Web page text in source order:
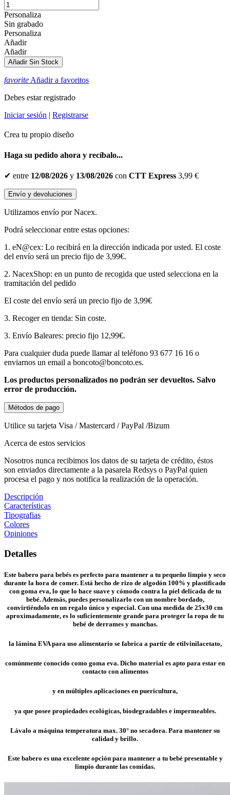
Personaliza
Sin grabado
Personaliza
Añadir
Añadir
Añadir Sin Stock
favoriteAñadir a favoritos
Debes estar registrado
Iniciar sesión
Registrarse
Crea tu propio diseño
Haga su pedido ahora y recíbalo...
✔ entre 12/08/2026 y 13/08/2026 con CTT Express 3,99 €
Envío y devoluciones
Utilizamos envío por Nacex.
Podrá seleccionar entre estas opciones:
1. eN@cex: Lo recibirá en la dirección indicada por usted. El coste
del envío será un precio fijo de 3,99€.
2. NacexShop: en un punto de recogida que usted selecciona en la
tramitación del pedido
El coste del envío será un precio fijo de 3,99€
3. Recoger en tienda: Sin coste.
3. Envío Baleares: precio fijo 12,99€.
Para cualquier duda puede llamar al teléfono 93 677 16 16 o
enviarnos un email a boncoto@boncoto.es.
Los productos personalizados no podrán ser devueltos. Salvo
error de producción.
Métodos de pago
Utilice su tarjeta Visa / Mastercard / PayPal /Bizum
Acerca de estos servicios
Nosotros nunca recibimos los datos de su tarjeta de crédito, éstos
son enviados directamente a la pasarela Redsys o PayPal quien
procesa el pago y nos notifica la realización de la operación.
Descripción
Características
Tipografias
Colores
Opiniones
Detalles
Este babero para bebés es perfecto para mantener a tu pequeño limpio y seco
durante la hora de comer. Está hecho de rizo de algodón 100% y plastificado
con goma eva, lo que lo hace suave y cómodo contra la piel delicada de tu
bebé. Además, puedes personalizarlo con un nombre bordado,
convirtiéndolo en un regalo único y especial. Con una medida de 25x30 cm
aproximadamente, es lo suficientemente grande para proteger la ropa de tu
bebé de derrames y manchas.
la lámina EVA para uso alimentario se fabrica a partir de etilvinilacetato,
comúnmente conocido como goma eva. Dicho material es apto para estar en
contacto con alimentos
y en múltiples aplicaciones en puericultura,
ya que posee propiedades ecológicas, biodegradables e impermeables.
Lávalo a máquina temperatura max. 30° no secadora. Para mantener su
calidad y brillo.
Este babero es una excelente opción para mantener a tu bebé presentable y
limpio durante las comidas.